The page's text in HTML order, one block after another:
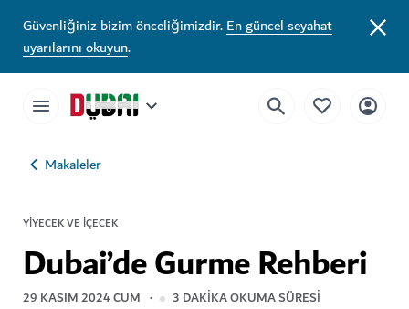
Güvenliğiniz bizim önceliğimizdir.En güncel seyahat
uyarılarını okuyun.
Makaleler
YIYECEK VE İÇECEK
Dubai’de Gurme Rehberi
29 KASIM 2024 CUM 3 DAKIKA OKUMA SÜRESI